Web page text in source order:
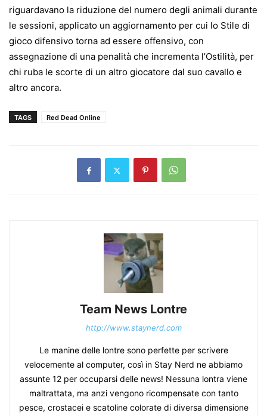
riguardavano la riduzione del numero degli animali durante
le sessioni, applicato un aggiornamento per cui lo Stile di
gioco difensivo torna ad essere offensivo, con
assegnazione di una penalità che incrementa l’Ostilità, per
chi ruba le scorte di un altro giocatore dal suo cavallo e
altro ancora.
TAGS Red Dead Online
Team News Lontre
http://www.staynerd.com
Le manine delle lontre sono perfette per scrivere
velocemente al computer, così in Stay Nerd ne abbiamo
assunte 12 per occuparsi delle news! Nessuna lontra viene
maltrattata, ma anzi vengono ricompensate con tanto
pesce, crostacei e scatoline colorate di diversa dimensione